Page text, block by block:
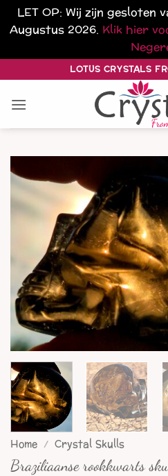
LET OP: Wij zijn gesloten
Augustus 2026. Klik hier
naar
inhoud
LOTUS CRYSTALS
Home / Crystal Skulls
Braziliaanse rookkwarts